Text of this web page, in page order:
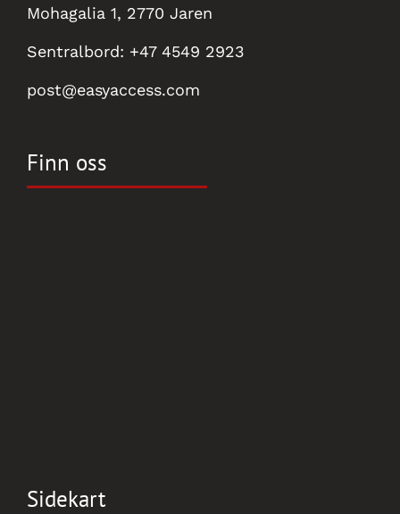
Mohagalia 1, 2770 Jaren
Sentralbord: +47 4549 2923
post@easyaccess.com
Finn oss
Sidekart